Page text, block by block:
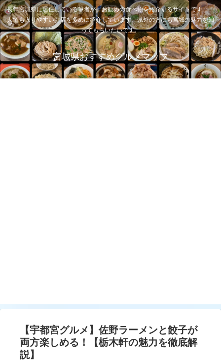
長年宮城県に居住している筆者が、お勧めの食べ物を紹介するサイトです。一
人でも入りやすいお店を多めに紹介しています。県外の方にも宮城の魅力を知
ってもらいたいです。
宮城県おすすめグルメマップ
【宇都宮グルメ】佐野ラーメンと餃子が
両方楽しめる！【栃木軒の魅力を徹底解
説】